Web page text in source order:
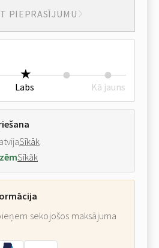
PIEPRASĪJUMU
Labs Kā jauns
Sīkāk
Sīkāk
sekojošos maksājuma